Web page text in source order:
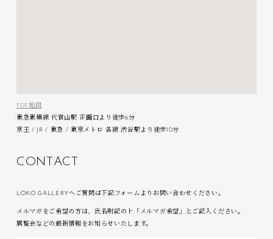
PDF地図
東急東横線 代官山駅 正面口より徒歩6分
京王 / JR / 東急 / 東京メトロ 各線 渋谷駅より徒歩10分
C ON T AC T
LOKO GALLERYへご質問は下記フォームよりお問い合わせください。
メルマガをご希望の方は、氏名明記の上「メルマガ希望」とご記入ください。
展覧会などの最新情報をお知らせいたします。